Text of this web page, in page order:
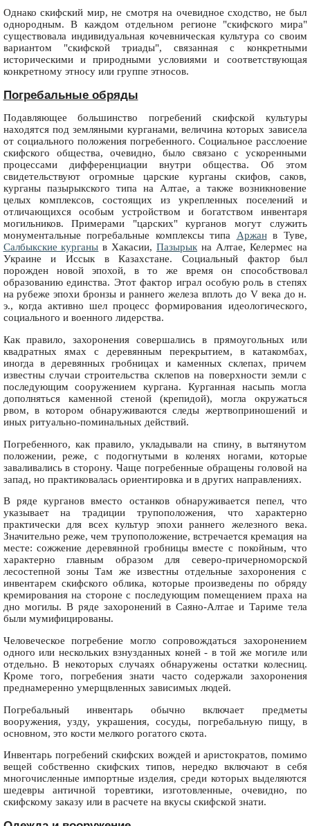
Однако скифский мир, не смотря на очевидное сходство, не был
однородным. В каждом отдельном регионе "скифского мира"
существовала индивидуальная кочевническая культура со своим
вариантом "скифской триады", связанная с конкретными
историческими и природными условиями и соответствующая
конкретному этносу или группе этносов.
Погребальные обряды
Подавляющее большинство погребений скифской культуры
находятся под земляными курганами, величина которых зависела
от социального положения погребенного. Социальное расслоение
скифского общества, очевидно, было связано с ускоренными
процессами дифференциации внутри общества. Об этом
свидетельствуют огромные царские курганы скифов, саков,
курганы пазырыкского типа на Алтае, а также возникновение
целых комплексов, состоящих из укрепленных поселений и
отличающихся особым устройством и богатством инвентаря
могильников. Примерами "царских" курганов могут служить
монументальные погребальные комплексы типа Аржанв Туве,
Салбыкские курганы в Хакасии, Пазырык на Алтае, Келермес на
Украине и Иссык в Казахстане. Социальный фактор был
порожден новой эпохой, в то же время он способствовал
образованию единства. Этот фактор играл особую роль в степях
на рубеже эпохи бронзы и раннего железа вплоть до V века до н.
э., когда активно шел процесс формирования идеологического,
социального и военного лидерства.
Как правило, захоронения совершались в прямоугольных или
квадратных ямах с деревянным перекрытием, в катакомбах,
иногда в деревянных гробницах и каменных склепах, причем
известны случаи строительства склепов на поверхности земли с
последующим сооружением кургана. Курганная насыпь могла
дополняться каменной стеной (крепидой), могла окружаться
рвом, в котором обнаруживаются следы жертвоприношений и
иных ритуально-поминальных действий.
Погребенного, как правило, укладывали на спину, в вытянутом
положении, реже, с подогнутыми в коленях ногами, которые
заваливались в сторону. Чаще погребенные обращены головой на
запад, но практиковалась ориентировка и в других направлениях.
В ряде курганов вместо останков обнаруживается пепел, что
указывает на традиции трупоположения, что характерно
практически для всех культур эпохи раннего железного века.
Значительно реже, чем трупоположение, встречается кремация на
месте: сожжение деревянной гробницы вместе с покойным, что
характерно главным образом для северо-причерноморской
лесостепной зоны Там же известны отдельные захоронения с
инвентарем скифского облика, которые произведены по обряду
кремирования на стороне с последующим помещением праха на
дно могилы. В ряде захоронений в Саяно-Алтае и Тариме тела
были мумифицированы.
Человеческое погребение могло сопровождаться захоронением
одного или нескольких взнузданных коней - в той же могиле или
отдельно. В некоторых случаях обнаружены остатки колесниц.
Кроме того, погребения знати часто содержали захоронения
преднамеренно умерщвленных зависимых людей.
Погребальный инвентарь обычно включает предметы
вооружения, узду, украшения, сосуды, погребальную пищу, в
основном, это кости мелкого рогатого скота.
Инвентарь погребений скифских вождей и аристократов, помимо
вещей собственно скифских типов, нередко включают в себя
многочисленные импортные изделия, среди которых выделяются
шедевры античной торевтики, изготовленные, очевидно, по
скифскому заказу или в расчете на вкусы скифской знати.